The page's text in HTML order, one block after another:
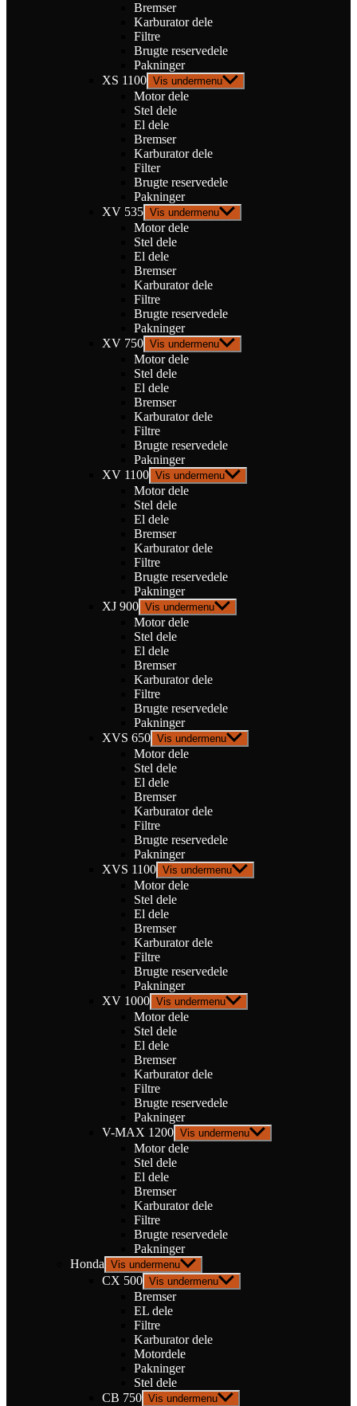
Bremser
Karburator dele
Filtre
Brugte reservedele
Pakninger
XS 1100 Vis undermenu
Motor dele
Stel dele
El dele
Bremser
Karburator dele
Filter
Brugte reservedele
Pakninger
XV 535 Vis undermenu
Motor dele
Stel dele
El dele
Bremser
Karburator dele
Filtre
Brugte reservedele
Pakninger
XV 750 Vis undermenu
Motor dele
Stel dele
El dele
Bremser
Karburator dele
Filtre
Brugte reservedele
Pakninger
XV 1100 Vis undermenu
Motor dele
Stel dele
El dele
Bremser
Karburator dele
Filtre
Brugte reservedele
Pakninger
XJ 900 Vis undermenu
Motor dele
Stel dele
El dele
Bremser
Karburator dele
Filtre
Brugte reservedele
Pakninger
XVS 650 Vis undermenu
Motor dele
Stel dele
El dele
Bremser
Karburator dele
Filtre
Brugte reservedele
Pakninger
XVS 1100 Vis undermenu
Motor dele
Stel dele
El dele
Bremser
Karburator dele
Filtre
Brugte reservedele
Pakninger
XV 1000 Vis undermenu
Motor dele
Stel dele
El dele
Bremser
Karburator dele
Filtre
Brugte reservedele
Pakninger
V-MAX 1200 Vis undermenu
Motor dele
Stel dele
El dele
Bremser
Karburator dele
Filtre
Brugte reservedele
Pakninger
Honda Vis undermenu
CX 500 Vis undermenu
Bremser
EL dele
Filtre
Karburator dele
Motordele
Pakninger
Stel dele
CB 750 Vis undermenu